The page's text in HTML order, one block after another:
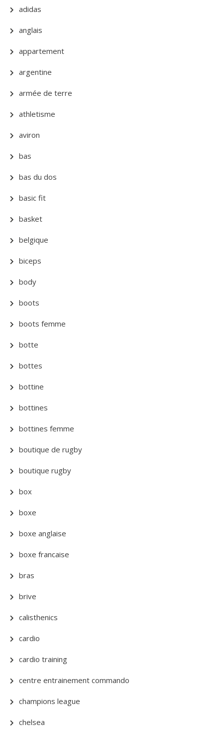
adidas
anglais
appartement
argentine
armée de terre
athletisme
aviron
bas
bas du dos
basic fit
basket
belgique
biceps
body
boots
boots femme
botte
bottes
bottine
bottines
bottines femme
boutique de rugby
boutique rugby
box
boxe
boxe anglaise
boxe francaise
bras
brive
calisthenics
cardio
cardio training
centre entrainement commando
champions league
chelsea